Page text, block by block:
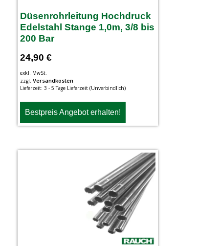
Düsenrohrleitung Hochdruck
Edelstahl Stange 1,0m, 3/8 bis
200 Bar
24,90 €
exkl. MwSt.
zzgl. Versandkosten
Lieferzeit: 3 - 5 Tage Lieferzeit (Unverbindlich)
Bestpreis Angebot erhalten!